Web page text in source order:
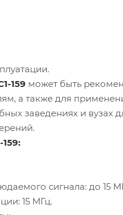
159 может быть
а также для
заведениях и вузах
сигнала: до 15
15 МГц.